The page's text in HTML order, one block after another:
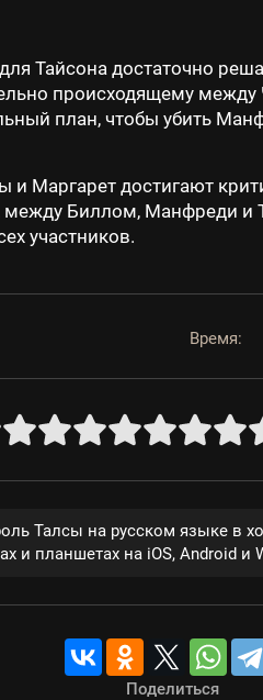
Тайсона достаточно
происходящему
план, чтобы убить
Маргарет достигают
между Биллом, Манфреди
участников.
Время:
Талсы на русском языке в
и планшетах на iOS, Android и
Поделиться